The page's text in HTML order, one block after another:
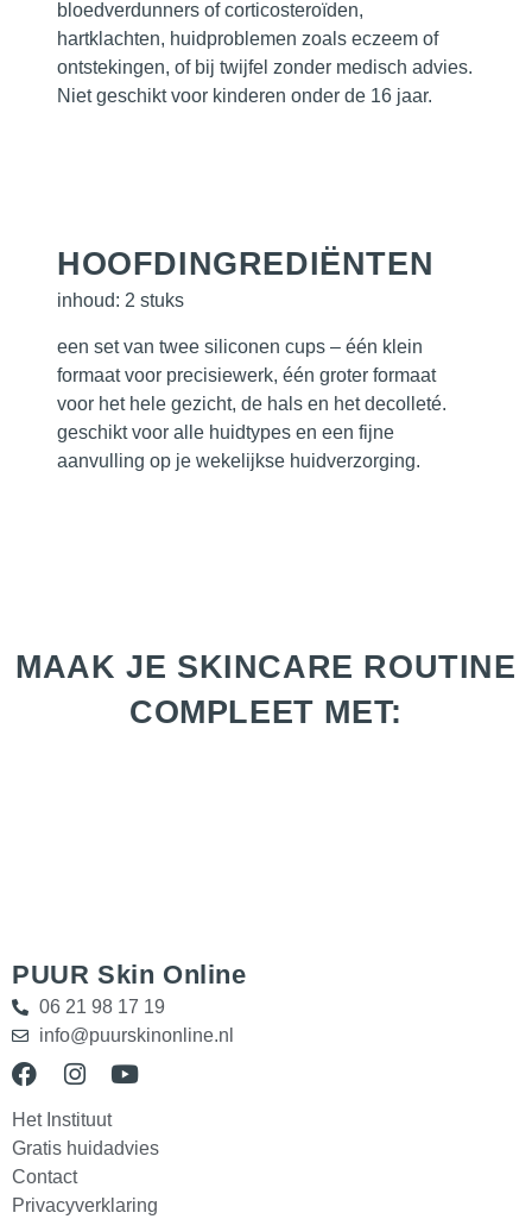
bloedverdunners of corticosteroïden,
hartklachten, huidproblemen zoals eczeem of
ontstekingen, of bij twijfel zonder medisch advies.
Niet geschikt voor kinderen onder de 16 jaar.
HOOFD­INGREDIËNTEN
inhoud: 2 stuks
een set van twee siliconen cups – één klein
formaat voor precisiewerk, één groter formaat
voor het hele gezicht, de hals en het decolleté.
geschikt voor alle huidtypes en een fijne
aanvulling op je wekelijkse huidverzorging.
MAAK JE SKINCARE ROUTINE
COMPLEET MET:
PUUR Skin Online
06 21 98 17 19
info@puurskinonline.nl
Het Instituut
Gratis huidadvies
Contact
Privacyverklaring